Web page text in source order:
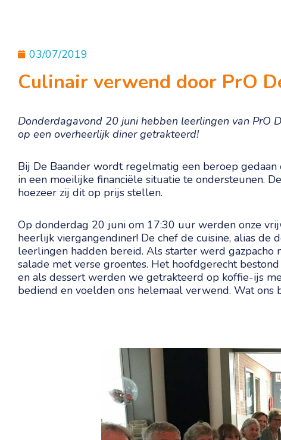
03/07/2019
Culinair verwend door PrO
Donderdagavond 20 juni hebben leerlingen van PrO
op een overheerlijk diner getrakteerd!
Bij De Baander wordt regelmatig een beroep
in een moeilijke financiële situatie te ondersteunen.
hoezeer zij dit op prijs stellen.
Op donderdag 20 juni om 17:30 uur werden onze
heerlijk viergangendiner! De chef de cuisine, alias
leerlingen hadden bereid. Als starter werd
salade met verse groentes. Het hoofdgerecht
en als dessert werden we getrakteerd op koffie-ijs
bediend en voelden ons helemaal verwend. Wat